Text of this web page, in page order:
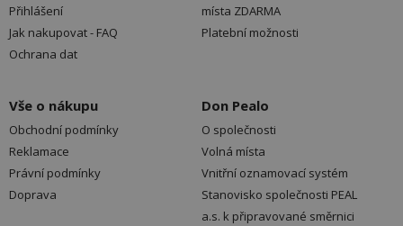
Přihlášení
Jak nakupovat - FAQ
Ochrana dat
místa ZDARMA
Platební možnosti
Vše o nákupu
Obchodní podmínky
Reklamace
Právní podmínky
Doprava
Don Pealo
O společnosti
Volná místa
Vnitřní oznamovací systém
Stanovisko společnosti PEAL
a.s. k připravované směrnici